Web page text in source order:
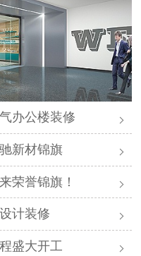
办公楼装修
新材锦旗
荣誉锦旗！
计装修
盛大开工